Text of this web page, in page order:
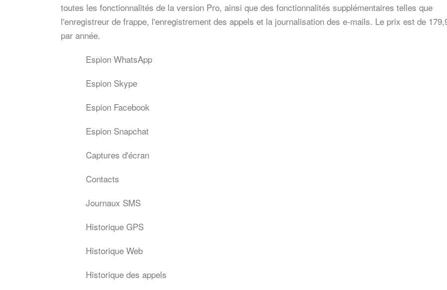
toutes les fonctionnalités de la version Pro, ainsi que des fonctionnalités supplémentaires telles que
l'enregistreur de frappe, l'enregistrement des appels et la journalisation des e-mails. Le prix est de
par année.
Espion WhatsApp
Espion Skype
Espion Facebook
Espion Snapchat
Captures d'écran
Contacts
Journaux SMS
Historique GPS
Historique Web
Historique des appels